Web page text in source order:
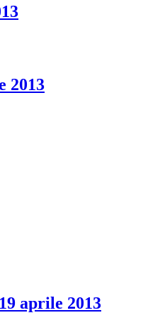
2013
aprile 2013